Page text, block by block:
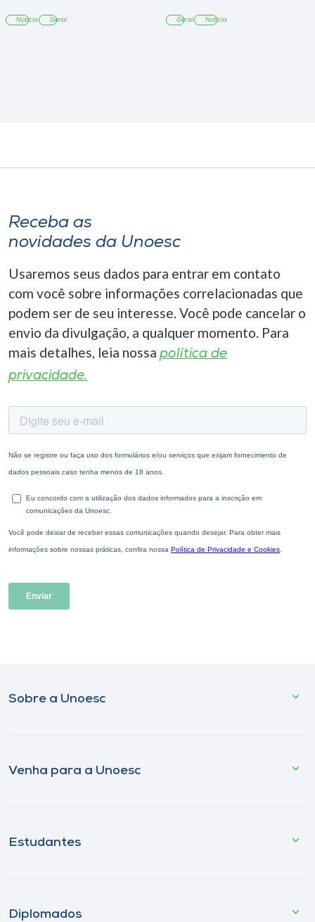
Notícia Geral Geral Notícia
Receba as
novidades da Unoesc
Usaremos seus dados para entrar em contato
com você sobre informações correlacionadas que
podem ser de seu interesse. Você pode cancelar o
envio da divulgação, a qualquer momento. Para
mais detalhes, leia nossa política de
privacidade.
Sobre a Unoesc
Venha para a Unoesc
Estudantes
Diplomados